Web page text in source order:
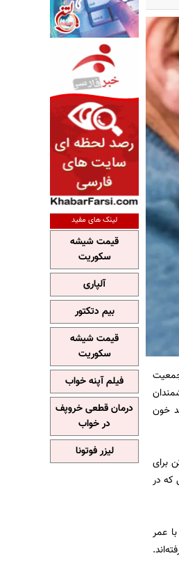
دانشمندان
به‌نظر می‌رسد خون
برای
که در
عمر
قرار گرفته‌اند.
لینک های مفید
قیمت شیشه
سکوریت
آلپاری
بیم دتکتور
قیمت شیشه
سکوریت
فیلم آپنه خواب
درمان قطعی خروپف
در خواب
لیزر فوتونا